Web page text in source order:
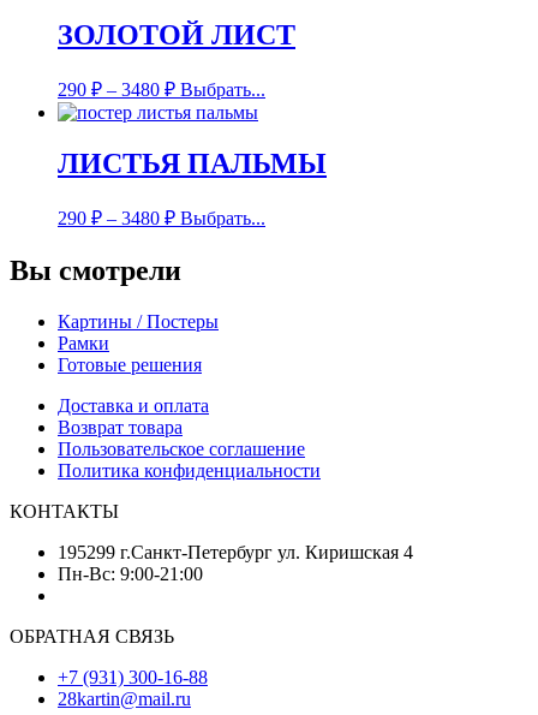
ЗОЛОТОЙ ЛИСТ
290 ₽ – 3480 ₽ Выбрать...
ЛИСТЬЯ ПАЛЬМЫ
290 ₽ – 3480 ₽ Выбрать...
Вы смотрели
Картины / Постеры
Рамки
Готовые решения
Доставка и оплата
Возврат товара
Пользовательское соглашение
Политика конфиденциальности
КОНТАКТЫ
195299 г.Санкт-Петербург ул. Киришская 4
Пн-Вс: 9:00-21:00
ОБРАТНАЯ СВЯЗЬ
+7 (931) 300-16-88
28kartin@mail.ru